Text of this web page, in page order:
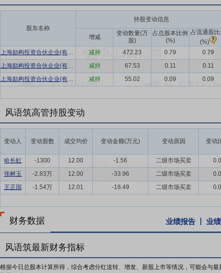
股东名称
持股变动信息
增减
变动数量(万
股)
占总股本比例
(%)
占流通股
(%)
上海励构投资合伙企业(有限合伙)
减持 472.23 0.79
0.79
上海励构投资合伙企业(有限合伙)
减持 67.53 0.11
0.11
上海励构投资合伙企业(有限合伙)
减持 55.02 0.09 0.09
风语筑高管持股变动
变动人 变动股数 成交均价 变动金额(万元) 变动原因 变动
哈长虹 -1300 12.00 -1.56 二级市场买卖
张树玉
-2.83万 12.00 -33.96 二级市场买卖
王正国
-1.54万 12.01 -18.49 二级市场买卖
财务数据 业绩报告 业
风语筑最新财务指标
根据今日总股本计算所得，综合考虑分红送转、增发、新股上市等情况，可能会与最